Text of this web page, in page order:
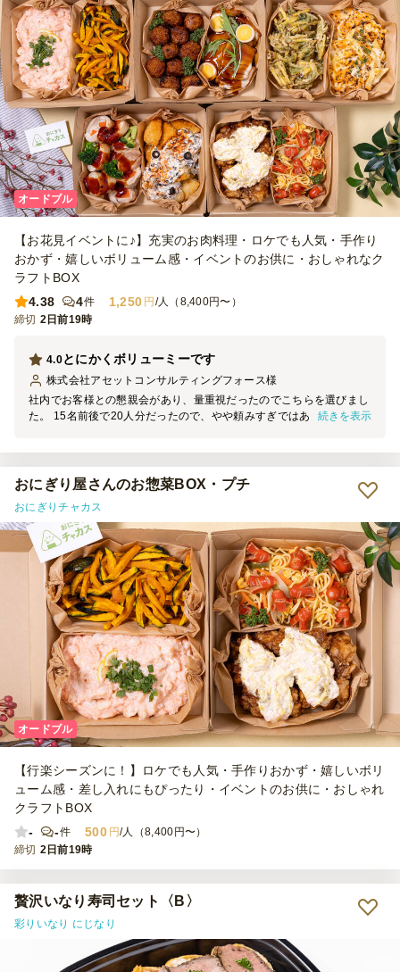
オードブル
【お花見イベントに♪】充実のお肉料理・ロケでも人気・手作り
おかず・嬉しいボリューム感・イベントのお供に・おしゃれなク
ラフトBOX
4.38
4件 1,250 円 /人（8,400円〜）
締切 2日前19時
とにかくボリューミーです
4.0
株式会社アセットコンサルティングフォース様
社内でお客様との懇親会があり、量重視だったのでこちらを選びまし
た。 15名前後で20人分だったので、やや頼みすぎではあったもの
す。 また利用させていただきます。ごちそうさまでした。
続きを表示
おにぎり屋さんのお惣菜BOX・プチ
おにぎりチャカス
オードブル
【行楽シーズンに！】ロケでも人気・手作りおかず・嬉しいボリ
ューム感・差し入れにもぴったり・イベントのお供に・おしゃれ
クラフトBOX
-
-件 500 円/人（8,400円〜）
締切 2日前19時
贅沢いなり寿司セット〈B〉
彩りいなり にじなり